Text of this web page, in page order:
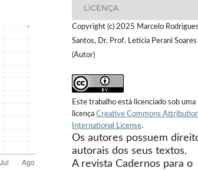
LICENÇA
Copyright (c) 2025 Marcelo
Santos, Dr. Prof. Letícia Perani Soares
(Autor)
Este trabalho está licenciado sob uma
licença Creative Commons
International License.
Os autores possuem
autorais dos seus textos.
A revista Cadernos para o